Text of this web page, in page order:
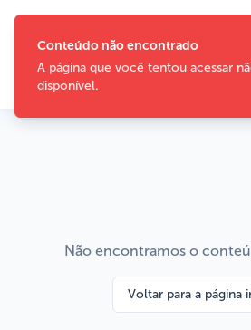
Conteúdo não encontrado
A página que você tentou acessar
disponível.
Não encontramos o
Voltar para a página